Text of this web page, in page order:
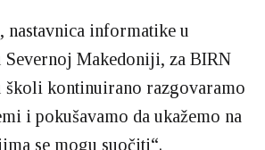
nastavnica informatike u
Makedoniji, za BIRN
školi kontinuirano razgovaramo
i pokušavamo da ukažemo na
se mogu suočiti“.